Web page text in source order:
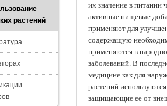
их значение в питании
активные пищевые
применяют для
содержащую
применяются в
заболеваний. В
медицине как для
растений
защищающие ее от
растений